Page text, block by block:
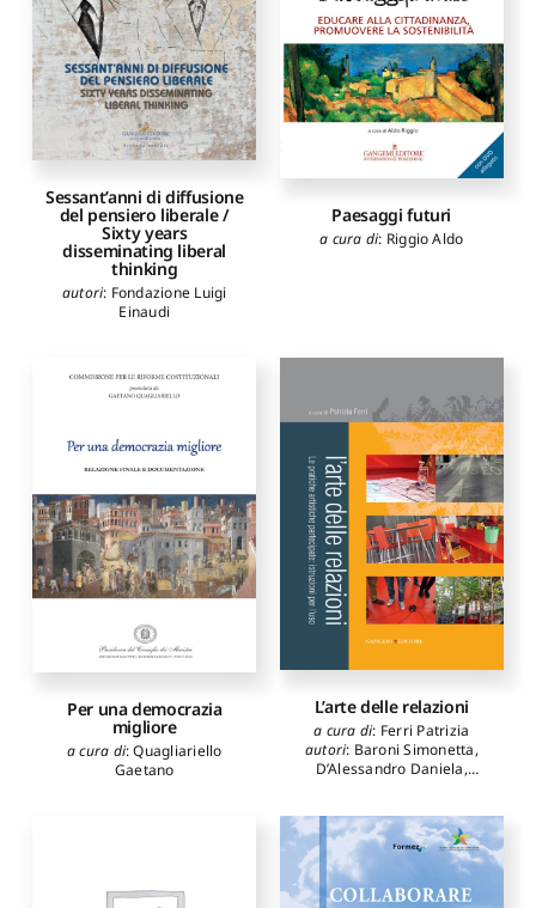
Sessant’anni di diffusione
del pensiero liberale /
Sixty years
disseminating liberal
thinking
autori: Fondazione Luigi
Einaudi
Paesaggi futuri
a cura di: Riggio Aldo
Per una democrazia
migliore
a cura di:Quagliariello
Gaetano
L’arte delle relazioni
a cura di: Ferri Patrizia
autori: Baroni Simonetta,
D’Alessandro Daniela,
Bartolomeo